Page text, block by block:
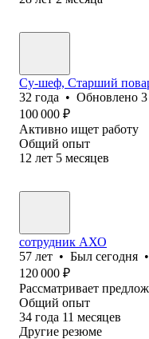
Су-шеф, Старший
32 года • Обновлено
100 000 ₽
Активно ищет работу
Общий опыт
12 лет 5 месяцев
сотрудник АХО
57 лет • Был сегодня •
120 000 ₽
Рассматривает
Общий опыт
34 года 11 месяцев
Другие резюме